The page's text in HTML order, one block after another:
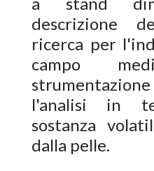
descrizione
ricerca per
campo
l'analisi in
sostanza
dalla pelle.